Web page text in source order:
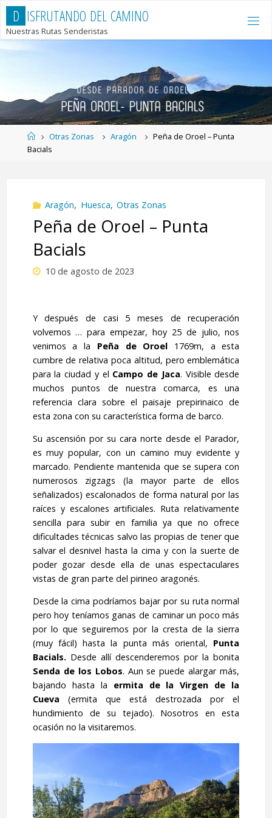
Saltar
contenido
D ISFRUTANDO DEL CAMINO
Nuestras Rutas Senderistas
Página
de
Otras Zonas Aragón
Peña de Oroel – Punta
Bacials
Aragón, Huesca, Otras Zonas
Peña de Oroel – Punta
Bacials
10 de agosto de 2023
Y después de casi 5 meses de recuperación
volvemos … para empezar, hoy 25 de julio, nos
venimos a la Peña de Oroel 1769m, a esta
cumbre de relativa poca altitud, pero emblemática
para la ciudad y el Campo de Jaca. Visible desde
muchos puntos de nuestra comarca, es una
referencia clara sobre el paisaje prepirinaico de
esta zona con su característica forma de barco.
Su ascensión por su cara norte desde el Parador,
es muy popular, con un camino muy evidente y
marcado. Pendiente mantenida que se supera con
numerosos zigzags (la mayor parte de ellos
señalizados) escalonados de forma natural por las
raíces y escalones artificiales. Ruta relativamente
sencilla para subir en familia ya que no ofrece
dificultades técnicas salvo las propias de tener que
salvar el desnivel hasta la cima y con la suerte de
poder gozar desde ella de unas espectaculares
vistas de gran parte del pirineo aragonés.
Desde la cima podríamos bajar por su ruta normal
pero hoy teníamos ganas de caminar un poco más
por lo que seguiremos por la cresta de la sierra
(muy fácil) hasta la punta más oriental, Punta
Bacials. Desde allí descenderemos por la bonita
Senda de los Lobos. Aun se puede alargar más,
bajando hasta la ermita de la Virgen de la
Cueva (ermita que está destrozada por el
hundimiento de su tejado). Nosotros en esta
ocasión no la visitaremos.